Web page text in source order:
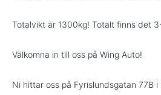
Totalvikt är 1300kg! Totalt finns det
Välkomna in till oss på Wing Auto!
Ni hittar oss på Fyrislundsgatan 77B i